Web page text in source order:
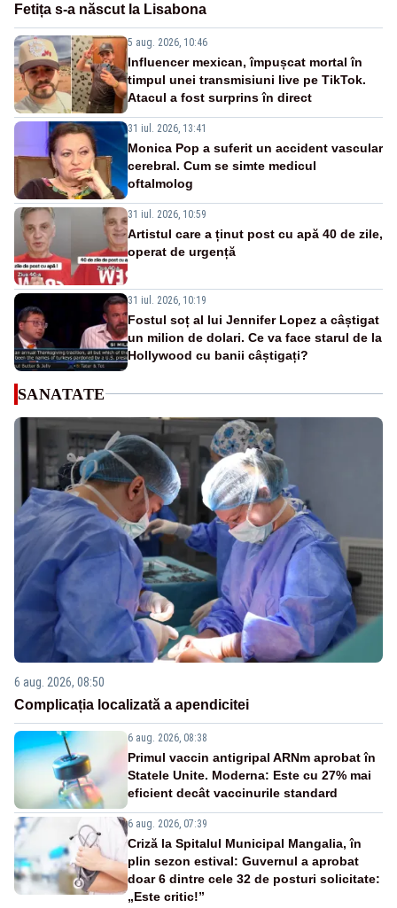
Fetița s-a născut la Lisabona
5 aug. 2026, 10:46
Influencer mexican, împușcat mortal în
timpul unei transmisiuni live pe TikTok.
Atacul a fost surprins în direct
31 iul. 2026, 13:41
Monica Pop a suferit un accident vascular
cerebral. Cum se simte medicul
oftalmolog
31 iul. 2026, 10:59
Artistul care a ținut post cu apă 40 de zile,
operat de urgență
31 iul. 2026, 10:19
Fostul soț al lui Jennifer Lopez a câștigat
un milion de dolari. Ce va face starul de la
Hollywood cu banii câștigați?
SANATATE
6 aug. 2026, 08:50
Complicația localizată a apendicitei
6 aug. 2026, 08:38
Primul vaccin antigripal ARNm aprobat în
Statele Unite. Moderna: Este cu 27% mai
eficient decât vaccinurile standard
6 aug. 2026, 07:39
Criză la Spitalul Municipal Mangalia, în
plin sezon estival: Guvernul a aprobat
doar 6 dintre cele 32 de posturi solicitate:
„Este critic!”